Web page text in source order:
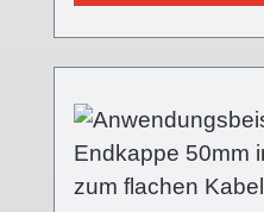
das offene Ende des
aufgesteckt.
runde Bereiche an der
besten mit einem
ausgeschnitten
Kabel mit einem